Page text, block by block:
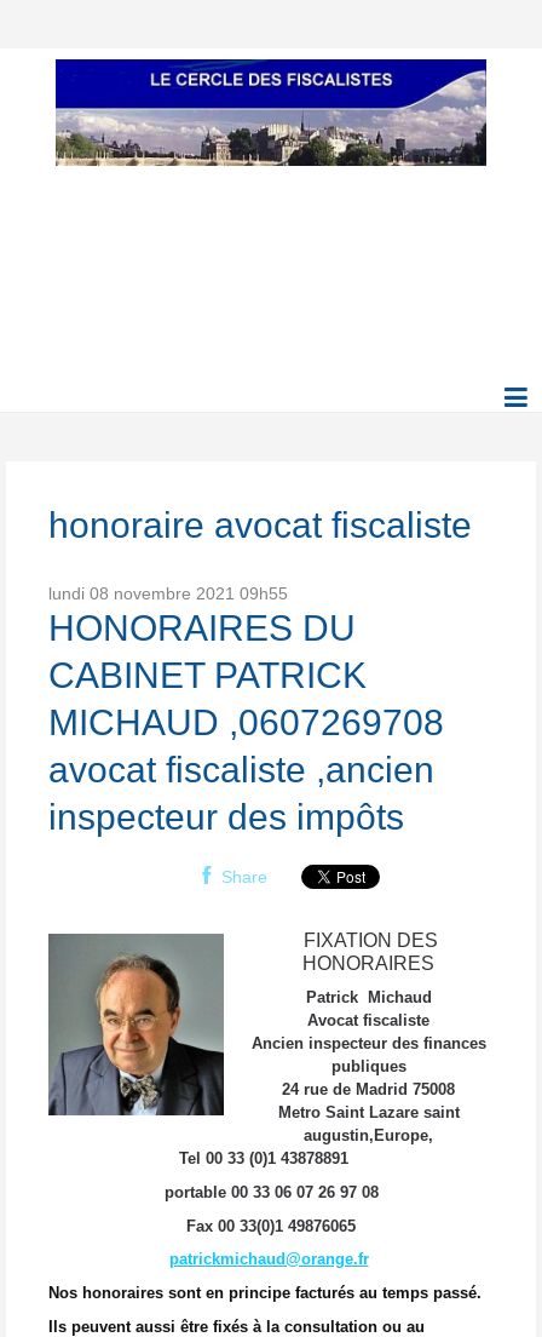
honoraire avocat fiscaliste
lundi 08 novembre 2021 09h55
HONORAIRES DU
CABINET PATRICK
MICHAUD ,0607269708
avocat fiscaliste ,ancien
inspecteur des impôts
Share
FIXATION DES
HONORAIRES
Patrick Michaud
Avocat fiscaliste
Ancien inspecteur des finances
publiques
24 rue de Madrid 75008
Metro Saint Lazare saint
augustin,Europe,
Tel 00 33 (0)1 43878891
portable 00 33 06 07 26 97 08
Fax 00 33(0)1 49876065
patrickmichaud@orange.fr
Nos honoraires sont en principe facturés au temps passé.
Ils peuvent aussi être fixés à la consultation ou au